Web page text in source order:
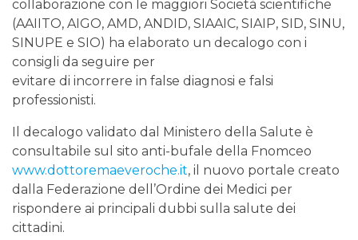
collaborazione con le maggiori Società scientifiche
(AAIITO, AIGO, AMD, ANDID, SIAAIC, SIAIP, SID, SINU,
SINUPE e SIO) ha elaborato un decalogo con i
consigli da seguire per
evitare di incorrere in false diagnosi e falsi
professionisti.
Il decalogo validato dal Ministero della Salute è
consultabile sul sito anti-bufale della Fnomceo
www.dottoremaeveroche.it, il nuovo portale creato
dalla Federazione dell’Ordine dei Medici per
rispondere ai principali dubbi sulla salute dei
cittadini.